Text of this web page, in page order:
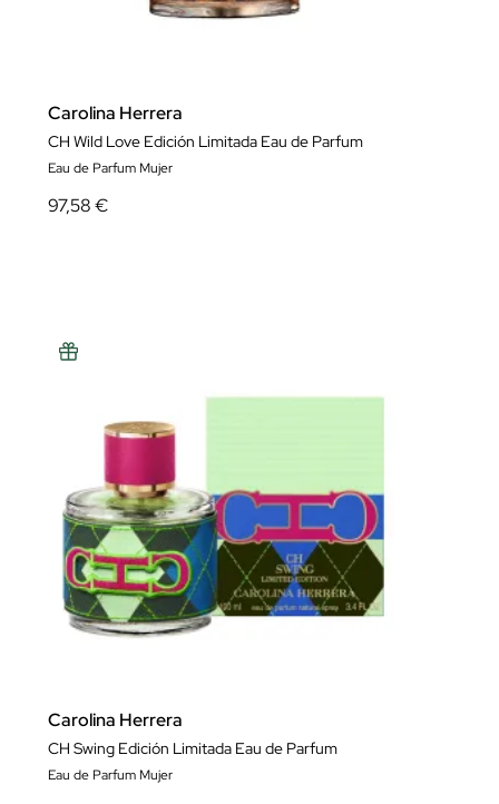
Carolina Herrera
CH Wild Love Edición Limitada Eau de Parfum
Eau de Parfum Mujer
97,58 €
Carolina Herrera
CH Swing Edición Limitada Eau de Parfum
Eau de Parfum Mujer